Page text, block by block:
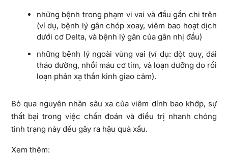
những bệnh trong phạm vi vai và đầu gần chi trên
(ví dụ, bệnh lý gân chóp xoay, viêm bao hoạt dịch
dưới cơ Delta, và bệnh lý gân của gân nhị đầu)
những bệnh lý ngoài vùng vai (ví dụ: đột quỵ, đái
tháo đường, nhồi máu cơ tim, và loạn dưỡng do rối
loạn phản xạ thần kinh giao cảm).
Bỏ qua nguyên nhân sâu xa của viêm dính bao khớp, sự
thất bại trong việc chẩn đoán và điều trị nhanh chóng
tình trạng này đều gây ra hậu quả xấu.
Xem thêm: